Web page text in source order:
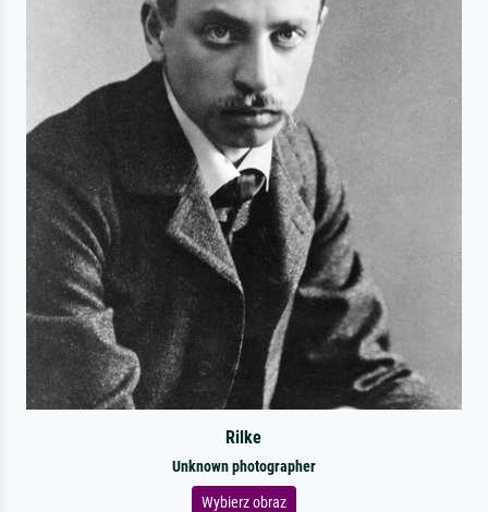
Rilke
Unknown photographer
Wybierz obraz